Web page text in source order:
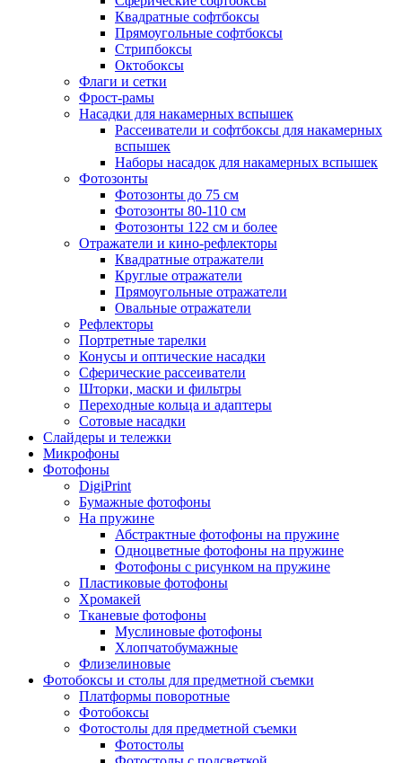
Квадратные софтбоксы
Прямоугольные софтбоксы
Стрипбоксы
Октобоксы
Флаги и сетки
Фрост-рамы
Насадки для накамерных вспышек
Рассеиватели и софтбоксы для накамерных
вспышек
Наборы насадок для накамерных вспышек
Фотозонты
Фотозонты до 75 см
Фотозонты 80-110 см
Фотозонты 122 см и более
Отражатели и кино-рефлекторы
Квадратные отражатели
Круглые отражатели
Прямоугольные отражатели
Овальные отражатели
Рефлекторы
Портретные тарелки
Конусы и оптические насадки
Сферические рассеиватели
Шторки, маски и фильтры
Переходные кольца и адаптеры
Сотовые насадки
Слайдеры и тележки
Микрофоны
Фотофоны
DigiPrint
Бумажные фотофоны
На пружине
Абстрактные фотофоны на пружине
Одноцветные фотофоны на пружине
Фотофоны с рисунком на пружине
Пластиковые фотофоны
Хромакей
Тканевые фотофоны
Муслиновые фотофоны
Хлопчатобумажные
Флизелиновые
Фотобоксы и столы для предметной съемки
Платформы поворотные
Фотобоксы
Фотостолы для предметной съемки
Фотостолы